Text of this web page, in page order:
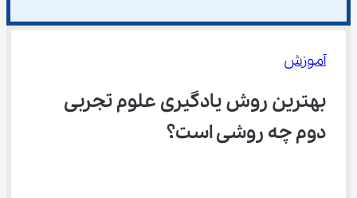
آموزش
بهترین روش یادگیری علوم تجربی
دوم چه روشی است؟